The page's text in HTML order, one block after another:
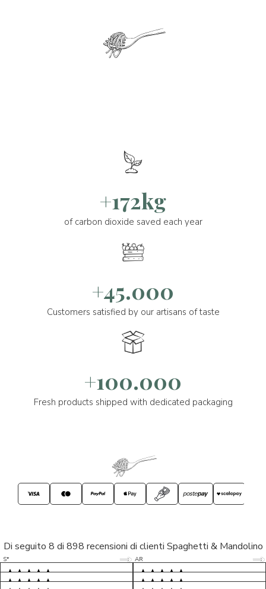
+172kg
of carbon dioxide saved each year
+45.000
Customers satisfied by our artisans of taste
+100.000
Fresh products shipped with dedicated packaging
Di seguito 8 di 898 recensioni di clienti Spaghetti & Mandolino
S* 5/5
LP 5/5
M* 5/5
AR 5/5
D* 5/5
S* 5/5